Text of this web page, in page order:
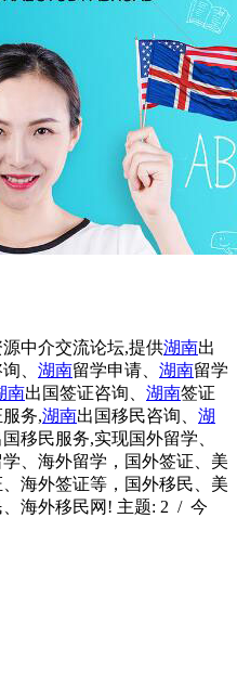
中介交流论坛,提供湖南出
、 湖南留学申请、 湖南留学
南出国签证咨询、 湖南签证
务,湖南出国移民咨询、 湖
国移民服务,实现国外留学、
、海外留学，国外签证、美
海外签证等，国外移民、美
海外移民网! 主题: 2 / 今